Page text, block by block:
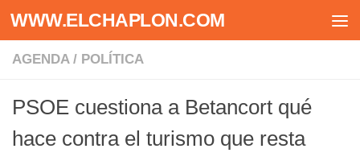
Saltar al contenido
WWW.ELCHAPLON.COM
AGENDA / POLÍTICA
PSOE cuestiona a Betancort qué
hace contra el turismo que resta